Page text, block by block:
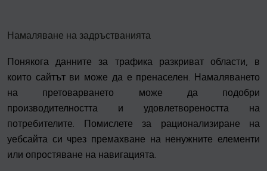
Намаляване на задръстванията
Понякога данните за трафика разкриват области, в
които сайтът ви може да е пренаселен. Намаляването
на претоварването може да подобри
производителността и удовлетвореността на
потребителите. Помислете за рационализиране на
уебсайта си чрез премахване на ненужните елементи
или опростяване на навигацията.